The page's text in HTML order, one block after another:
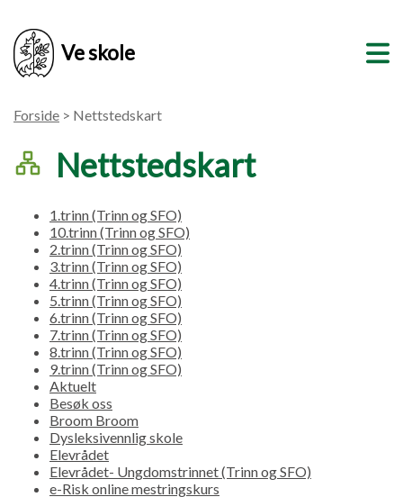
Ve skole
Forside > Nettstedskart
Nettstedskart
1.trinn (Trinn og SFO)
10.trinn (Trinn og SFO)
2.trinn (Trinn og SFO)
3.trinn (Trinn og SFO)
4.trinn (Trinn og SFO)
5.trinn (Trinn og SFO)
6.trinn (Trinn og SFO)
7.trinn (Trinn og SFO)
8.trinn (Trinn og SFO)
9.trinn (Trinn og SFO)
Aktuelt
Besøk oss
Broom Broom
Dysleksivennlig skole
Elevrådet
Elevrådet- Ungdomstrinnet (Trinn og SFO)
e-Risk online mestringskurs